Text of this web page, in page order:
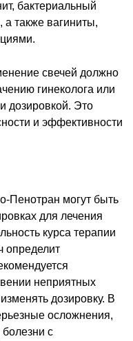
бактериальный
также вагиниты,
свечей должно
гинеколога или
дозировкой. Это
и эффективности
Пенотран могут быть
для лечения
курса терапии
определит
неприятных
дозировку. В
осложнения,
болезни с